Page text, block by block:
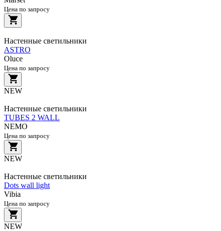
Цена по запросу
Настенные светильники
ASTRO
Oluce
Цена по запросу
NEW
Настенные светильники
TUBES 2 WALL
NEMO
Цена по запросу
NEW
Настенные светильники
Dots wall light
Vibia
Цена по запросу
NEW